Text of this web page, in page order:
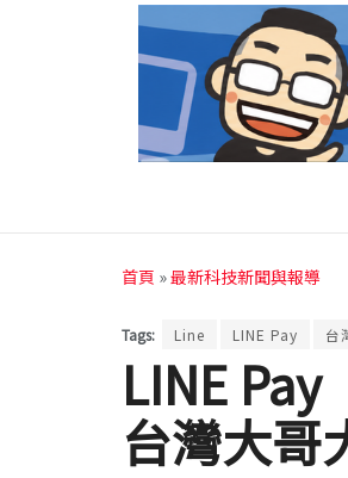
首頁 »最新科技新聞與報導
Tags: Line LINE Pay 台
LINE
台灣大哥